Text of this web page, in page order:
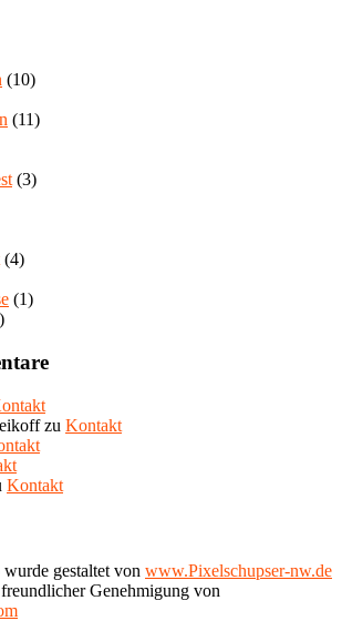
(10)
(11)
(3)
(4)
(1)
zu Kontakt
Kontakt
gestaltet von www.Pixelschupser-nw.de
Genehmigung von